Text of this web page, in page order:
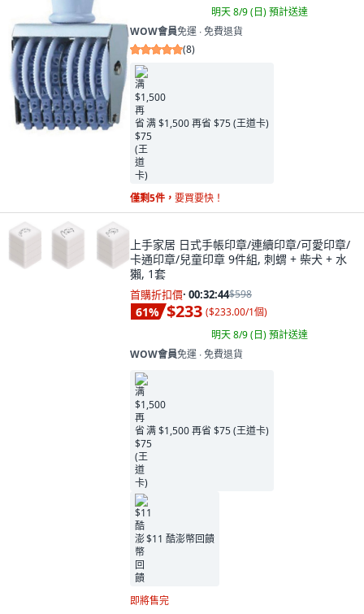
明天 8/9 (日)預計送達
WOW會員免運 ∙ 免費退貨
(8)
满 $1,500 再省 $75 (王道卡)
僅剩5件， 要買要快！
上手家居 日式手帳印章/連續印章/可愛印章/
卡通印章/兒童印章 9件組, 刺蝟 + 柴犬 + 水
獺, 1套
首購折扣價· 00:32:42$598
61% $233 ($233.00/1個)
明天 8/9 (日)預計送達
WOW會員免運 ∙ 免費退貨
满 $1,500 再省 $75 (王道卡)
$11 酷澎幣回饋
即將售完